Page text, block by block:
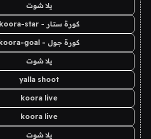
يلا شوت
كورة ستار - koora-star
كورة جول - koora-goal
يلا شوت
yalla shoot
koora live
koora live
يلا شوت